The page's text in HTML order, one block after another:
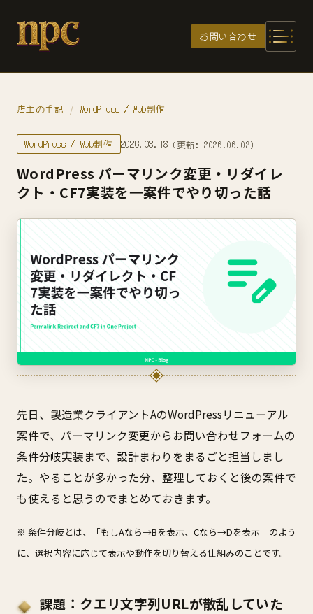
お問い合わせ
店主の手記 / WordPress / Web制作
WordPress / Web制作 2026.03.18 （更新: 2026.06.02）
WordPress パーマリンク変更・リダイレ
クト・CF7実装を一案件でやり切った話
先日、製造業クライアントAのWordPressリニューアル
案件で、パーマリンク変更からお問い合わせフォームの
条件分岐実装まで、設計まわりをまるごと担当しまし
た。やることが多かった分、整理しておくと後の案件で
も使えると思うのでまとめておきます。
※ 条件分岐とは、「もしAなら→Bを表示、Cなら→Dを表示」のよう
に、選択内容に応じて表示や動作を切り替える仕組みのことです。
課題：クエリ文字列URLが散乱していた